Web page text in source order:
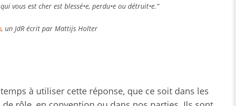
vous est cher est blessé•e, perdu•e ou détruit•e.”
, un JdR écrit par Mattijs Holter
à utiliser cette réponse, que ce soit dans les